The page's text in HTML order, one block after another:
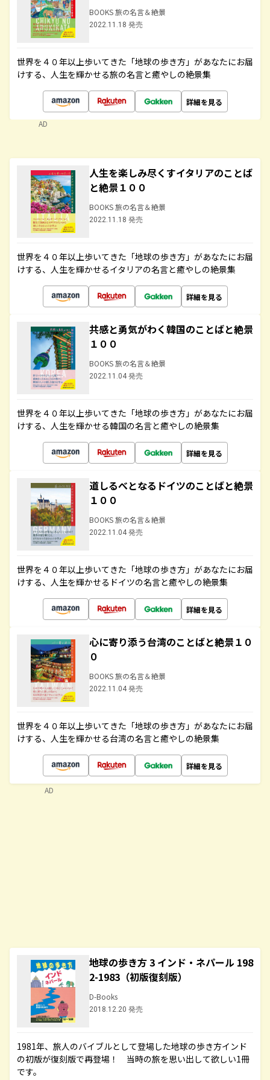
BOOKS 旅の名言＆絶景
2022.11.18 発売
世界を４０年以上歩いてきた「地球の歩き方」があなたにお届
けする、人生を輝かせる旅の名言と癒やしの絶景集
詳細を見る
AD
人生を楽しみ尽くすイタリアのことば
と絶景１００
BOOKS 旅の名言＆絶景
2022.11.18 発売
世界を４０年以上歩いてきた「地球の歩き方」があなたにお届
けする、人生を輝かせるイタリアの名言と癒やしの絶景集
詳細を見る
共感と勇気がわく韓国のことばと絶景
１００
BOOKS 旅の名言＆絶景
2022.11.04 発売
世界を４０年以上歩いてきた「地球の歩き方」があなたにお届
けする、人生を輝かせる韓国の名言と癒やしの絶景集
詳細を見る
道しるべとなるドイツのことばと絶景
１００
BOOKS 旅の名言＆絶景
2022.11.04 発売
世界を４０年以上歩いてきた「地球の歩き方」があなたにお届
けする、人生を輝かせるドイツの名言と癒やしの絶景集
詳細を見る
心に寄り添う台湾のことばと絶景１０
０
BOOKS 旅の名言＆絶景
2022.11.04 発売
世界を４０年以上歩いてきた「地球の歩き方」があなたにお届
けする、人生を輝かせる台湾の名言と癒やしの絶景集
詳細を見る
地球の歩き方 3 インド・ネパール 198
2-1983（初版復刻版）
D-Books
2018.12.20 発売
1981年、旅人のバイブルとして登場した地球の歩き方インド
の初版が復刻版で再登場！ 当時の旅を思い出して欲しい1冊
です。
AD